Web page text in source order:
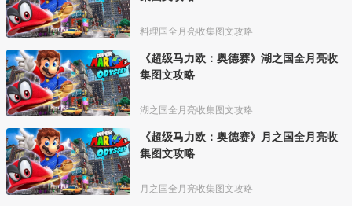
料理国全月亮收集图文攻略
《超级马力欧：奥德赛》湖之国全月亮收
集图文攻略
湖之国全月亮收集图文攻略
《超级马力欧：奥德赛》月之国全月亮收
集图文攻略
月之国全月亮收集图文攻略